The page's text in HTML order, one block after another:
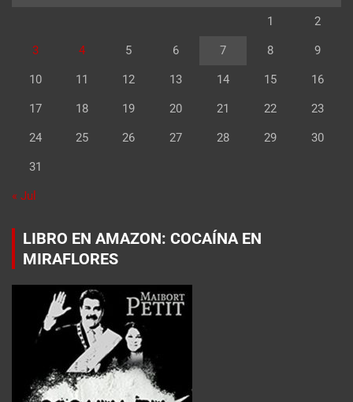
1 2
3 4 5 6 7 8 9
10 11 12 13 14 15 16
17 18 19 20 21 22 23
24 25 26 27 28 29 30
31
« Jul
LIBRO EN AMAZON: COCAÍNA EN
MIRAFLORES